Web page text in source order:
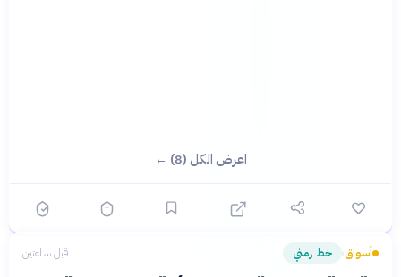
اعرض الكل (8) ←
أسواق› خط زمني قبل ساعتين